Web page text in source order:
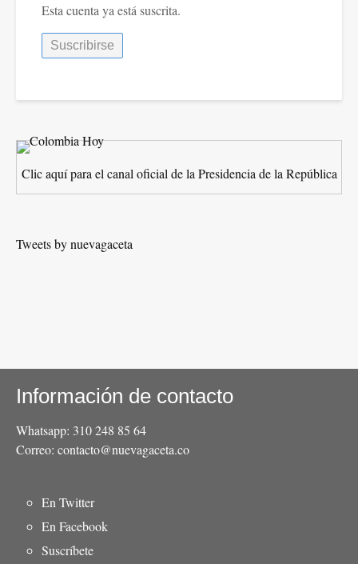
Esta cuenta ya está suscrita.
Clic aquí para el canal oficial de la Presidencia de la República
Tweets by nuevagaceta
Información de contacto
Whatsapp: 310 248 85 64
Correo: contacto@nuevagaceta.co
Menú
del
pie
En Twitter
En Facebook
Suscríbete